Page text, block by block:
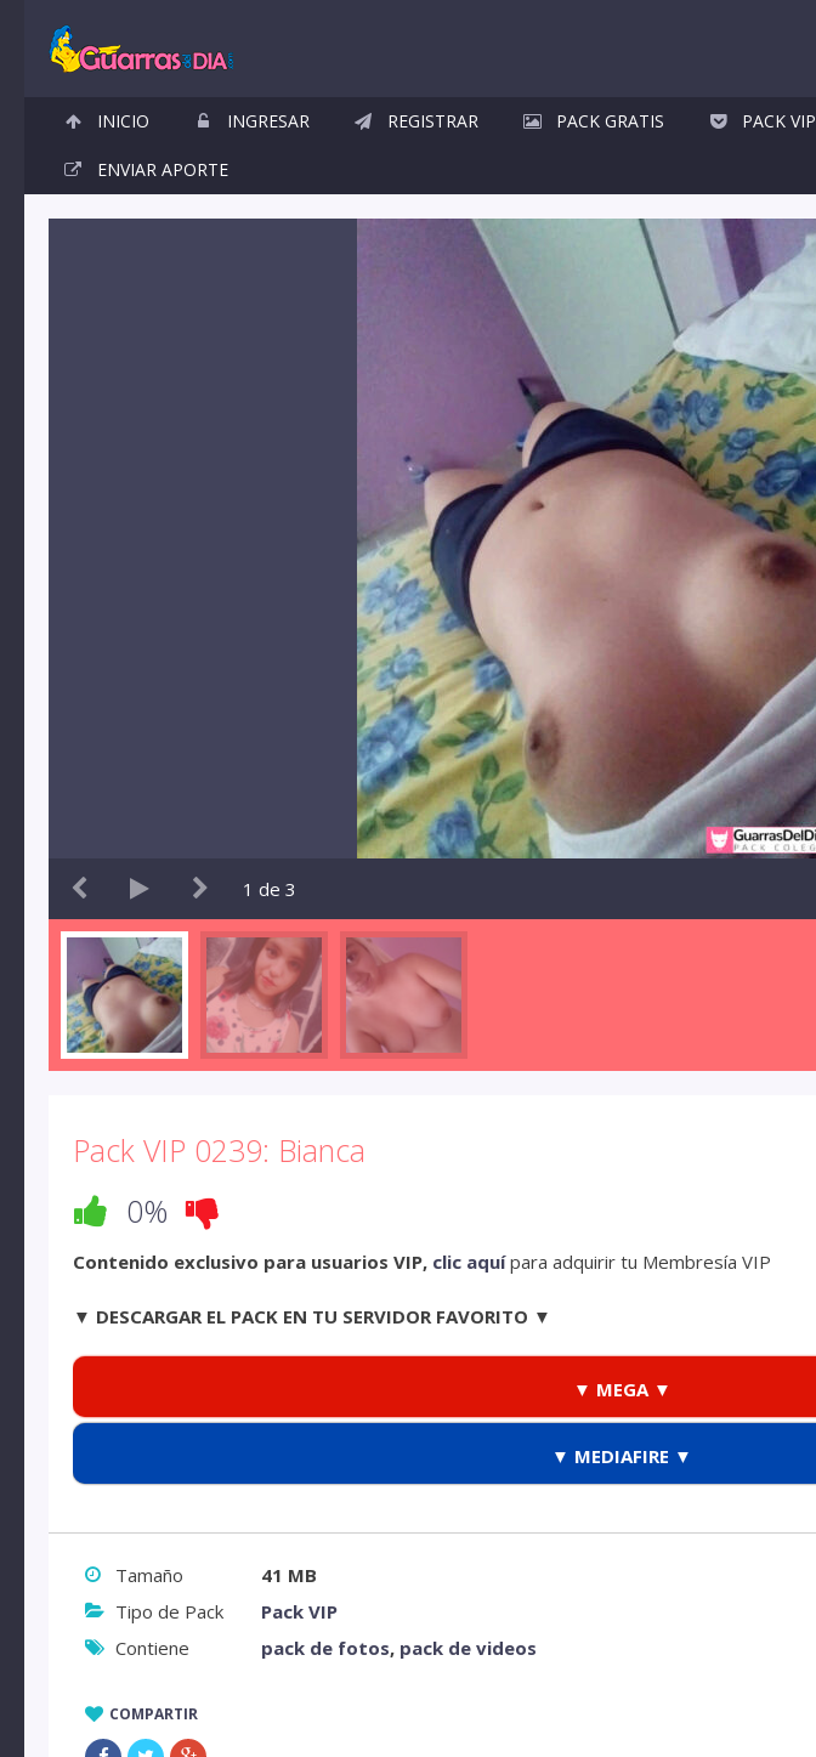
INICIO INGRESAR REGISTRAR PACK GRATIS PACK VIP
ENVIAR APORTE
1 de 3
Pack VIP 0239: Bianca
0%
Contenido exclusivo para usuarios VIP, clic aquípara adquirir tu Membresía VIP
▼ DESCARGAR EL PACK EN TU SERVIDOR FAVORITO ▼
▼ MEGA ▼
▼ MEDIAFIRE ▼
Tamaño
41 MB
Tipo de Pack
Pack VIP
Contiene
pack de fotos, pack de videos
COMPARTIR